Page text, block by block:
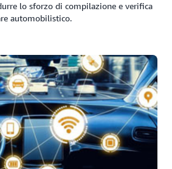
lo sforzo di compilazione e verifica
automobilistico.